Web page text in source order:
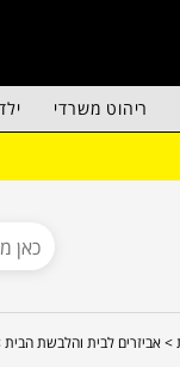
ריהוט משרדי
> אביזרים לבית והלבשת הבית